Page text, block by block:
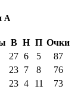
А
В Н П Очки
27 6 5
87
23 7 8
76
23 4 11
73